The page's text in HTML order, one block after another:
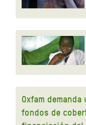
Oxfam
fondos de